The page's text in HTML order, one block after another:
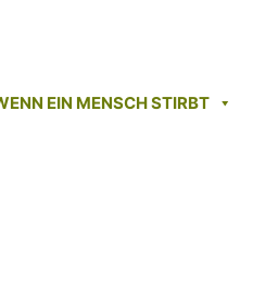
EIN MENSCH STIRBT